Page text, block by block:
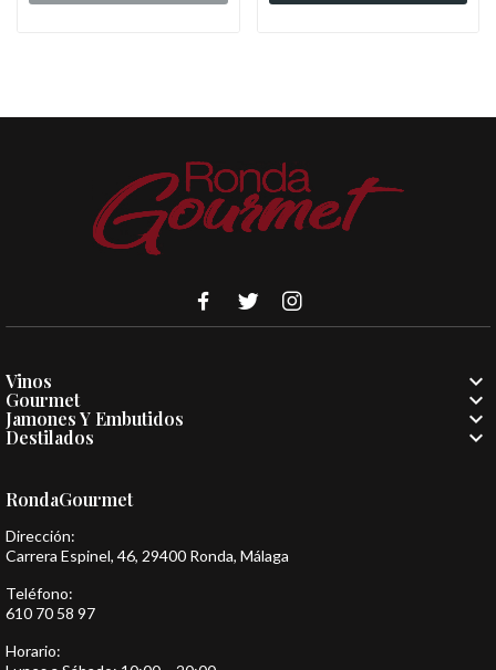
Vinos 
Gourmet 
Jamones Y Embutidos 
Destilados 
RondaGourmet
Dirección:
Carrera Espinel, 46, 29400 Ronda, Málaga
Teléfono:
610 70 58 97
Horario: